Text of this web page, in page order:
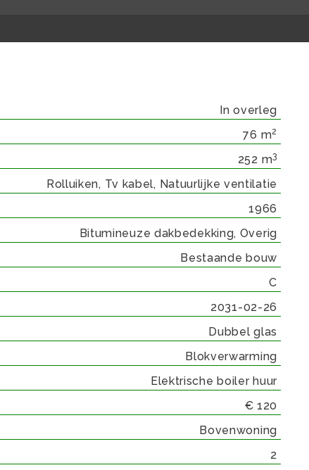
In overleg
76 m2
252 m3
Rolluiken, Tv kabel, Natuurlijke ventilatie
1966
Bitumineuze dakbedekking, Overig
Bestaande bouw
C
2031-02-26
Dubbel glas
Blokverwarming
Elektrische boiler huur
€ 120
Bovenwoning
2